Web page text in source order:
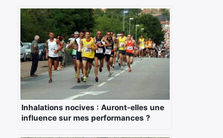
Inhalations nocives : Auront-elles une
influence sur mes performances ?